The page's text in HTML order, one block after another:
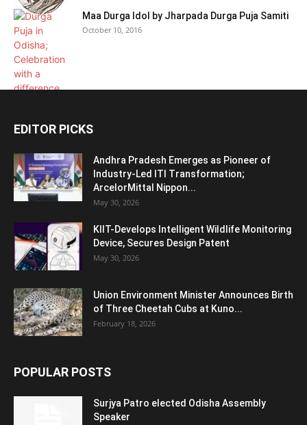
Maa Durga Idol by Jharpada Durga Puja Samiti
October 10, 2016
EDITOR PICKS
Andhra Pradesh Emerges as Pioneer of
Industry-Led ITI Transformation;
ArcelorMittal Nippon...
May 30, 2026
KIIT-Develops Intelligent Wildlife Monitoring
Device, Secures Design Patent
May 30, 2026
Union Environment Minister Announces Birth
of Three Cheetah Cubs at Kuno...
February 18, 2026
POPULAR POSTS
Surjya Patro elected Odisha Assembly
Speaker